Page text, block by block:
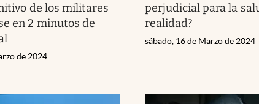
de los militares
en 2 minutos de
de 2024
perjudicial para la
realidad?
sábado, 16 de Marzo de 2024